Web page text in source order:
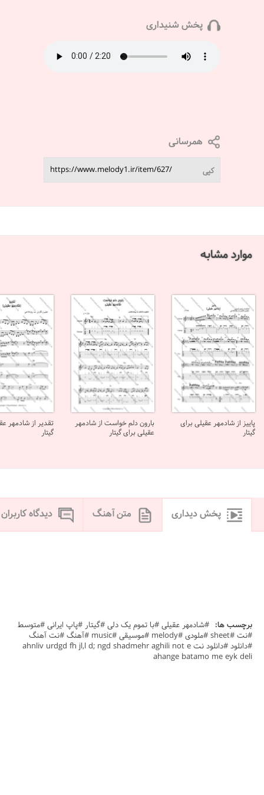
پخش شنیداری
همرسانی
کپی
موارد مشابه
پاییز از شادمهر عقیلی برای
گیتار
بارون دلم خواست از شادمهر
عقیلی برای گیتار
تقدیر از شادمهر
گیتار
پخش دیداری متن آهنگ دیدگاه کاربران
برچسب ها: #شادمهر عقیلی #با تموم یک دلی #گیتار #پاپ ایرانی #متوسط
#نت #sheet #ملودی #melody #موسیقی #music #آهنگ #نت آهنگ
#دانلود #دانلود نت ahnliv urdgd fh jl,l d; ngd shadmehr aghili not e
ahange batamo me eyk deli